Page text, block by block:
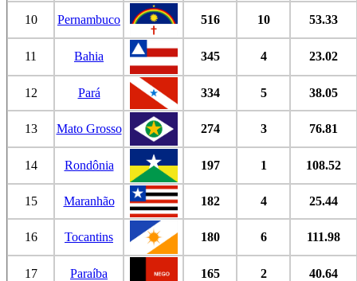
10 Pernambuco 516 10 53.33
11 Bahia 345 4 23.02
12 Pará 334 5 38.05
13 Mato Grosso 274 3 76.81
14 Rondônia 197 1 108.52
15 Maranhão 182 4 25.44
16 Tocantins 180 6 111.98
17 Paraíba 165 2 40.64